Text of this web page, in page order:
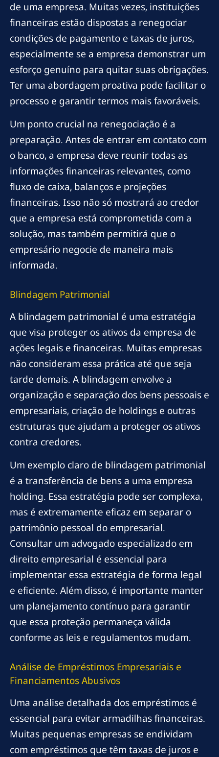
de uma empresa. Muitas vezes, instituições
financeiras estão dispostas a renegociar
condições de pagamento e taxas de juros,
especialmente se a empresa demonstrar um
esforço genuíno para quitar suas obrigações.
Ter uma abordagem proativa pode facilitar o
processo e garantir termos mais favoráveis.
Um ponto crucial na renegociação é a
preparação. Antes de entrar em contato com
o banco, a empresa deve reunir todas as
informações financeiras relevantes, como
fluxo de caixa, balanços e projeções
financeiras. Isso não só mostrará ao credor
que a empresa está comprometida com a
solução, mas também permitirá que o
empresário negocie de maneira mais
informada.
Blindagem Patrimonial
A blindagem patrimonial é uma estratégia
que visa proteger os ativos da empresa de
ações legais e financeiras. Muitas empresas
não consideram essa prática até que seja
tarde demais. A blindagem envolve a
organização e separação dos bens pessoais e
empresariais, criação de holdings e outras
estruturas que ajudam a proteger os ativos
contra credores.
Um exemplo claro de blindagem patrimonial
é a transferência de bens a uma empresa
holding. Essa estratégia pode ser complexa,
mas é extremamente eficaz em separar o
patrimônio pessoal do empresarial.
Consultar um advogado especializado em
direito empresarial é essencial para
implementar essa estratégia de forma legal
e eficiente. Além disso, é importante manter
um planejamento contínuo para garantir
que essa proteção permaneça válida
conforme as leis e regulamentos mudam.
Análise de Empréstimos Empresariais e
Financiamentos Abusivos
Uma análise detalhada dos empréstimos é
essencial para evitar armadilhas financeiras.
Muitas pequenas empresas se endividam
com empréstimos que têm taxas de juros e